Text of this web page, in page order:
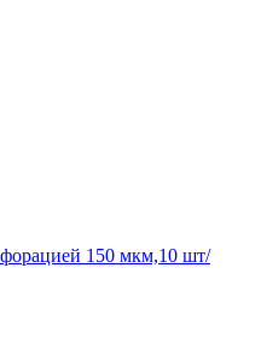
150 мкм,10 шт/